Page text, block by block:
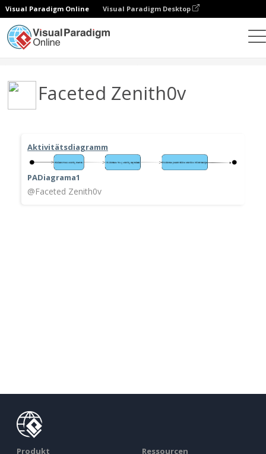
Visual Paradigm Online Visual Paradigm Desktop
Faceted Zenith0v
Aktivitätsdiagramm
PADiagrama1
@Faceted Zenith0v
Produkt Ressourcen